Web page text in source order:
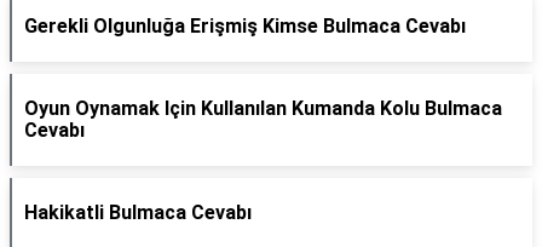
Gerekli Olgunluğa Erişmiş Kimse Bulmaca Cevabı
Oyun Oynamak Için Kullanılan Kumanda Kolu Bulmaca
Cevabı
Hakikatli Bulmaca Cevabı